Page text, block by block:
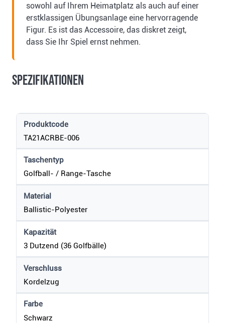
sowohl auf Ihrem Heimatplatz als auch auf einer
erstklassigen Übungsanlage eine hervorragende
Figur. Es ist das Accessoire, das diskret zeigt,
dass Sie Ihr Spiel ernst nehmen.
Spezifikationen
Produktcode
TA21ACRBE-006
Taschentyp
Golfball- / Range-Tasche
Material
Ballistic-Polyester
Kapazität
3 Dutzend (36 Golfbälle)
Verschluss
Kordelzug
Farbe
Schwarz